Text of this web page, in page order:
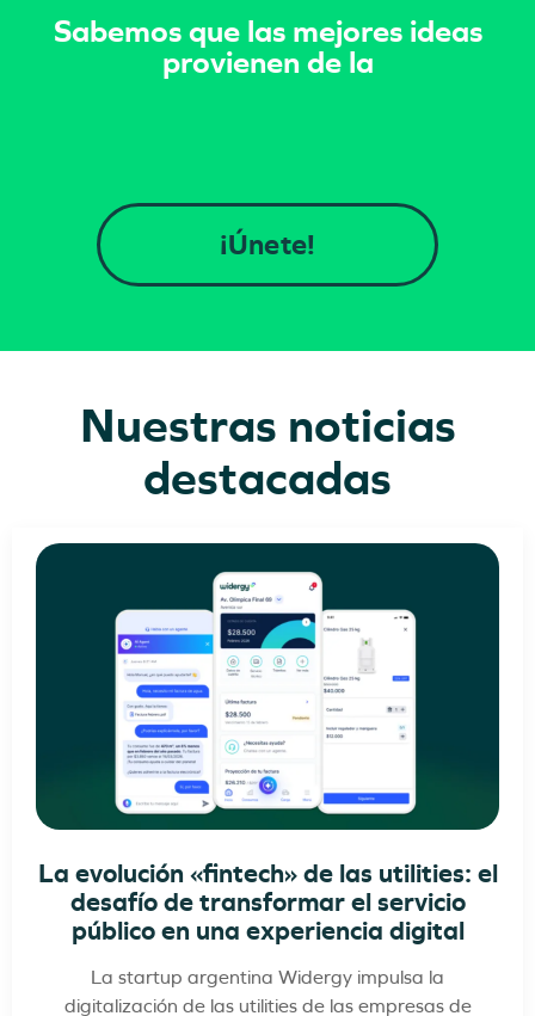
Sabemos que las mejores ideas
provienen de la sinergia que se l
¡Únete!
Nuestras noticias
destacadas
La evolución «fintech» de las utilities: el
desafío de transformar el servicio
público en una experiencia digital
La startup argentina Widergy impulsa la
digitalización de las utilities de las empresas de